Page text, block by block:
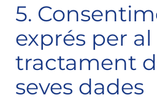
5.
exprés per al
tractament
seves dades